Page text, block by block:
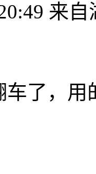
来自
了，用